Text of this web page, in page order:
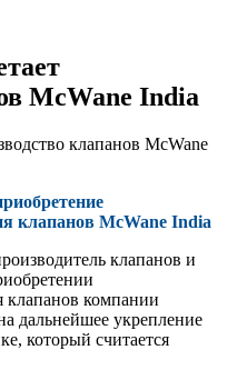
McWane India
клапанов McWane India
клапанов и
клапанов компании
дальнейшее укрепление
который считается